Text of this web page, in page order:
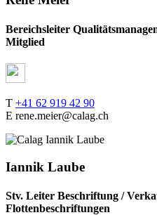
Bereichsleiter
Mitglied
T +41 62 919 42 90
E rene.meier@calag.ch
Iannik Laube
Stv. Leiter Beschriftung /
Flottenbeschriftungen